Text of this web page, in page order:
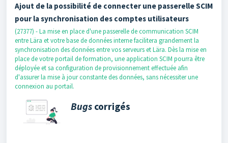
Ajout de la possibilité de connecter une passerelle SCIM
pour la synchronisation des comptes utilisateurs
(27377) - La mise en place d'une passerelle de communication SCIM
entre Lära et votre base de données interne facilitera grandement la
synchronisation des données entre vos serveurs et Lära. Dès la mise en
place de votre portail de formation, une application SCIM pourra être
déployée et sa configuration de provisionnement effectuée afin
d'assurer la mise à jour constante des données, sans nécessiter une
connexion au portail.
Bugs corrigés